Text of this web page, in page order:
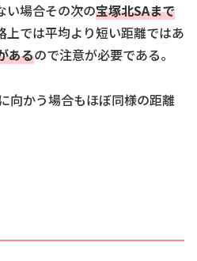
い場合その次の宝塚北SAまで
上では平均より短い距離ではあ
あるので注意が必要である。
向かう場合もほぼ同様の距離